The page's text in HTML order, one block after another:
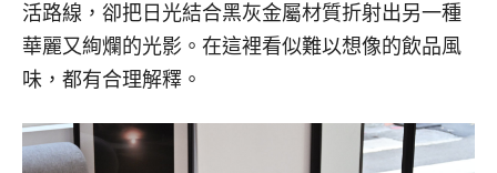
活路線，卻把日光結合黑灰金屬材質折射出另一種
華麗又絢爛的光影。在這裡看似難以想像的飲品風
味，都有合理解釋。